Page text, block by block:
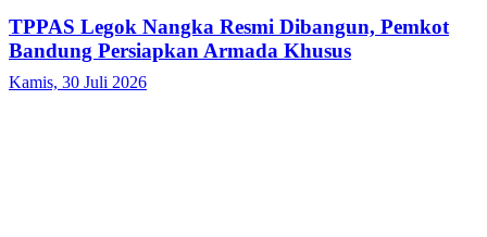
TPPAS Legok Nangka Resmi Dibangun, Pemkot
Bandung Persiapkan Armada Khusus
Kamis, 30 Juli 2026